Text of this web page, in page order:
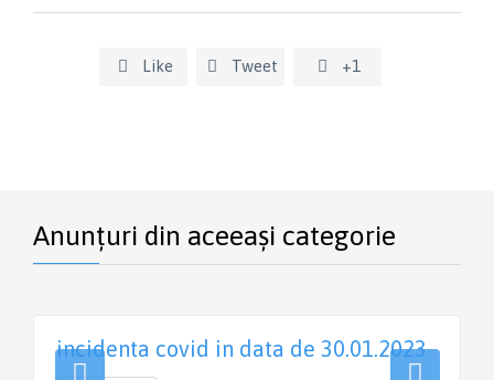
 Like  Tweet  +1
Anunțuri din aceeași categorie
incidenta covid in data de 30.01.2023